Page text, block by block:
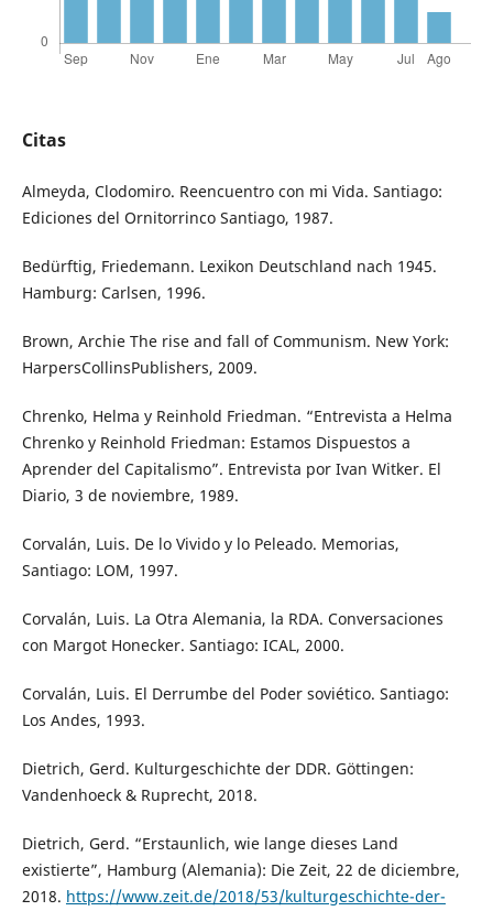
Citas
Almeyda, Clodomiro. Reencuentro con mi Vida. Santiago:
Ediciones del Ornitorrinco Santiago, 1987.
Bedürftig, Friedemann. Lexikon Deutschland nach 1945.
Hamburg: Carlsen, 1996.
Brown, Archie The rise and fall of Communism. New York:
HarpersCollinsPublishers, 2009.
Chrenko, Helma y Reinhold Friedman. “Entrevista a Helma
Chrenko y Reinhold Friedman: Estamos Dispuestos a
Aprender del Capitalismo”. Entrevista por Ivan Witker. El
Diario, 3 de noviembre, 1989.
Corvalán, Luis. De lo Vivido y lo Peleado. Memorias,
Santiago: LOM, 1997.
Corvalán, Luis. La Otra Alemania, la RDA. Conversaciones
con Margot Honecker. Santiago: ICAL, 2000.
Corvalán, Luis. El Derrumbe del Poder soviético. Santiago:
Los Andes, 1993.
Dietrich, Gerd. Kulturgeschichte der DDR. Göttingen:
Vandenhoeck & Ruprecht, 2018.
Dietrich, Gerd. “Erstaunlich, wie lange dieses Land
existierte”, Hamburg (Alemania): Die Zeit, 22 de diciembre,
2018. https://www.zeit.de/2018/53/kulturgeschichte-der-